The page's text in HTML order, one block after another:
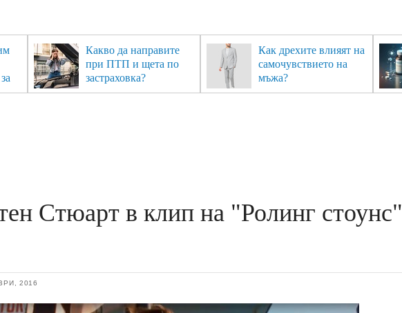
Какво да направите
при ПТП и щета по
застраховка?
Как дрехите влияят на
самочувствието на
мъжа?
Стюарт в клип на "Ролинг стоунс"
2016